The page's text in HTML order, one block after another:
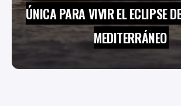
ÚNICA PARA VIVIR EL ECLIPSE
MEDITERRÁNEO